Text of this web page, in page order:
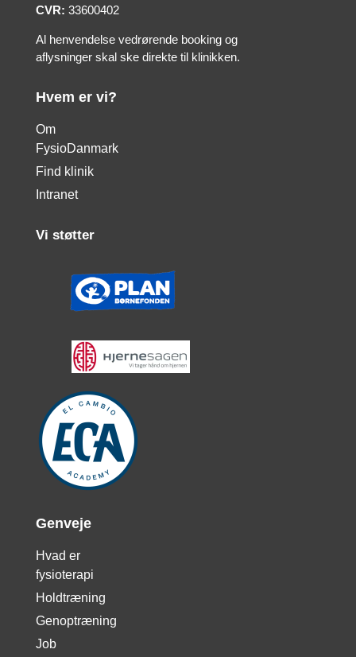
CVR: 33600402
Al henvendelse vedrørende booking og
aflysninger skal ske direkte til klinikken.
Hvem er vi?
Om
FysioDanmark
Find klinik
Intranet
Vi støtter
Genveje
Hvad er
fysioterapi
Holdtræning
Genoptræning
Job